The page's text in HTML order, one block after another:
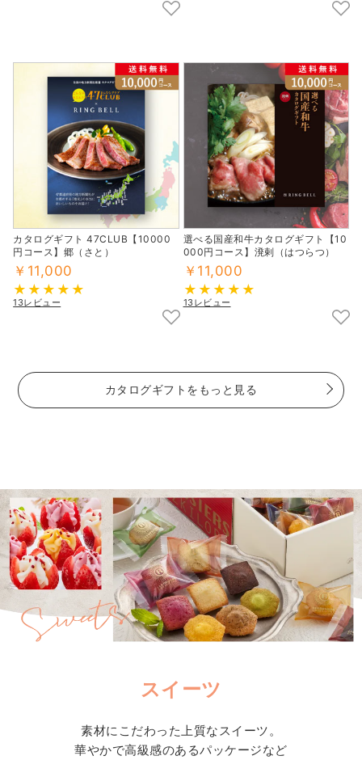
カタログギフト 47CLUB【10000
円コース】郷（さと）
￥11,000
13レビュー
選べる国産和牛カタログギフト【10
000円コース】溌剌（はつらつ）
￥11,000
13レビュー
カタログギフトをもっと見る
スイーツ
素材にこだわった上質なスイーツ。
華やかで高級感のあるパッケージなど